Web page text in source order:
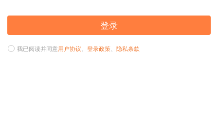
登录
我已阅读并同意用户协议、 登录政策、 隐私条款